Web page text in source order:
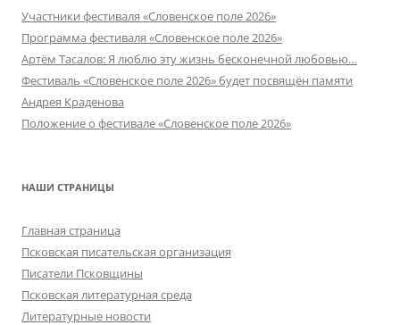
Участники фестиваля «Словенское поле 2026»
Программа фестиваля «Словенское поле 2026»
Артём Тасалов: Я люблю эту жизнь бесконечной любовью…
Фестиваль «Словенское поле 2026» будет посвящён памяти
Андрея Краденова
Положение о фестивале «Словенское поле 2026»
НАШИ СТРАНИЦЫ
Главная страница
Псковская писательская организация
Писатели Псковщины
Псковская литературная среда
Литературные новости